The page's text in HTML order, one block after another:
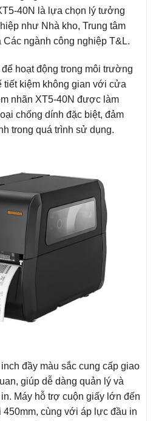
40N là lựa chọn lý tưởng
như Nhà kho, Trung tâm
Các ngành công nghiệp T&L.
hoạt động trong môi trường
tiết kiệm không gian với cửa
nhãn XT5-40N được làm
chống dính đặc biệt, đảm
trong quá trình sử dụng.
đầy màu sắc cung cấp giao
giúp dễ dàng quản lý và
Máy hỗ trợ cuộn giấy lớn đến
450mm, cùng với áp lực đầu in